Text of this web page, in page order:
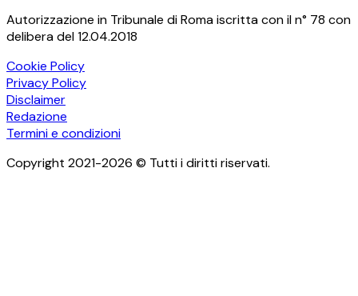
Autorizzazione in Tribunale di Roma iscritta con il n° 78 con
delibera del 12.04.2018
Cookie Policy
Privacy Policy
Disclaimer
Redazione
Termini e condizioni
Copyright 2021-2026 © Tutti i diritti riservati.